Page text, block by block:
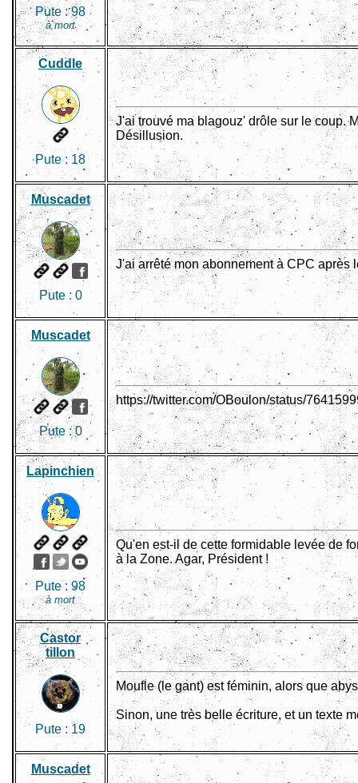
Pute :98
à mort
Cuddle
Pute : 18
J'ai trouvé ma blagouz' drôle sur le coup.
Désillusion.
Muscadet
Pute : 0
J'ai arrêté mon abonnement à CPC après
Muscadet
Pute :0
https://twitter.com/OBoulon/status/
Lapinchien
Pute :98
à mort
Qu'en est-il de cette formidable levée de
à la Zone. Agar, Président !
Castor
tillon
Pute : 19
Moufle (le gant) est féminin, alors que
Sinon, une très belle écriture, et un texte
Muscadet